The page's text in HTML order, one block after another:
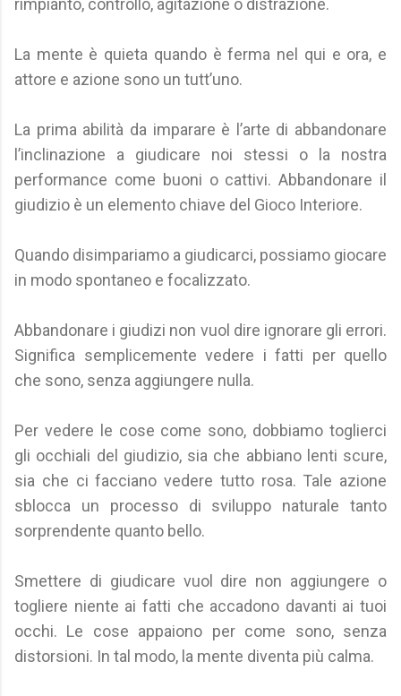
rimpianto, controllo, agitazione o distrazione.
La mente è quieta quando è ferma nel qui e ora, e
attore e azione sono un tutt’uno.
La prima abilità da imparare è l’arte di abbandonare
l’inclinazione a giudicare noi stessi o la nostra
performance come buoni o cattivi. Abbandonare il
giudizio è un elemento chiave del Gioco Interiore.
Quando disimpariamo a giudicarci, possiamo giocare
in modo spontaneo e focalizzato.
Abbandonare i giudizi non vuol dire ignorare gli errori.
Significa semplicemente vedere i fatti per quello
che sono, senza aggiungere nulla.
Per vedere le cose come sono, dobbiamo toglierci
gli occhiali del giudizio, sia che abbiano lenti scure,
sia che ci facciano vedere tutto rosa. Tale azione
sblocca un processo di sviluppo naturale tanto
sorprendente quanto bello.
Smettere di giudicare vuol dire non aggiungere o
togliere niente ai fatti che accadono davanti ai tuoi
occhi. Le cose appaiono per come sono, senza
distorsioni. In tal modo, la mente diventa più calma.